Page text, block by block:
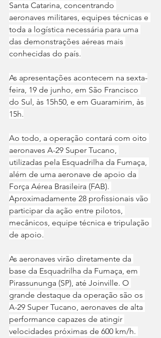
Santa Catarina, concentrando
aeronaves militares, equipes técnicas e
toda a logística necessária para uma
das demonstrações aéreas mais
conhecidas do país.
As apresentações acontecem na sexta-
feira, 19 de junho, em São Francisco
do Sul, às 15h50, e em Guaramirim, às
15h.
Ao todo, a operação contará com oito
aeronaves A-29 Super Tucano,
utilizadas pela Esquadrilha da Fumaça,
além de uma aeronave de apoio da
Força Aérea Brasileira (FAB).
Aproximadamente 28 profissionais vão
participar da ação entre pilotos,
mecânicos, equipe técnica e tripulação
de apoio.
As aeronaves virão diretamente da
base da Esquadrilha da Fumaça, em
Pirassununga (SP), até Joinville. O
grande destaque da operação são os
A-29 Super Tucano, aeronaves de alta
performance capazes de atingir
velocidades próximas de 600 km/h.